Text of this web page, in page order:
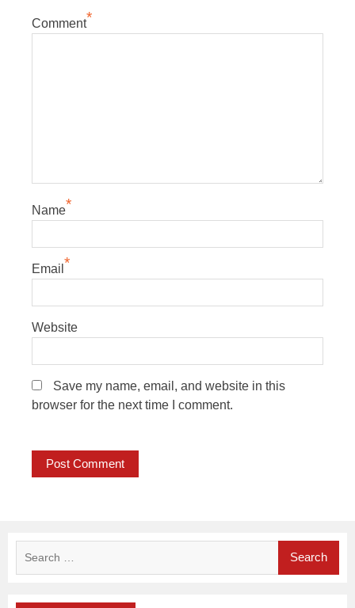
Comment*
Name*
Email *
Website
Save my name, email, and website in this
browser for the next time I comment.